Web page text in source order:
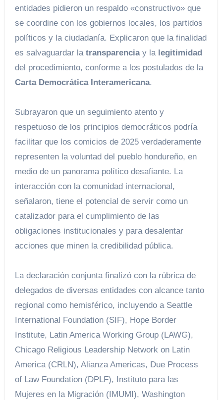
entidades pidieron un respaldo «constructivo» que
se coordine con los gobiernos locales, los partidos
políticos y la ciudadanía. Explicaron que la finalidad
es salvaguardar la transparenciay la legitimidad
del procedimiento, conforme a los postulados de la
Carta Democrática Interamericana.
Subrayaron que un seguimiento atento y
respetuoso de los principios democráticos podría
facilitar que los comicios de 2025 verdaderamente
representen la voluntad del pueblo hondureño, en
medio de un panorama político desafiante. La
interacción con la comunidad internacional,
señalaron, tiene el potencial de servir como un
catalizador para el cumplimiento de las
obligaciones institucionales y para desalentar
acciones que minen la credibilidad pública.
La declaración conjunta finalizó con la rúbrica de
delegados de diversas entidades con alcance tanto
regional como hemisférico, incluyendo a Seattle
International Foundation (SIF), Hope Border
Institute, Latin America Working Group (LAWG),
Chicago Religious Leadership Network on Latin
America (CRLN), Alianza Americas, Due Process
of Law Foundation (DPLF), Instituto para las
Mujeres en la Migración (IMUMI), Washington